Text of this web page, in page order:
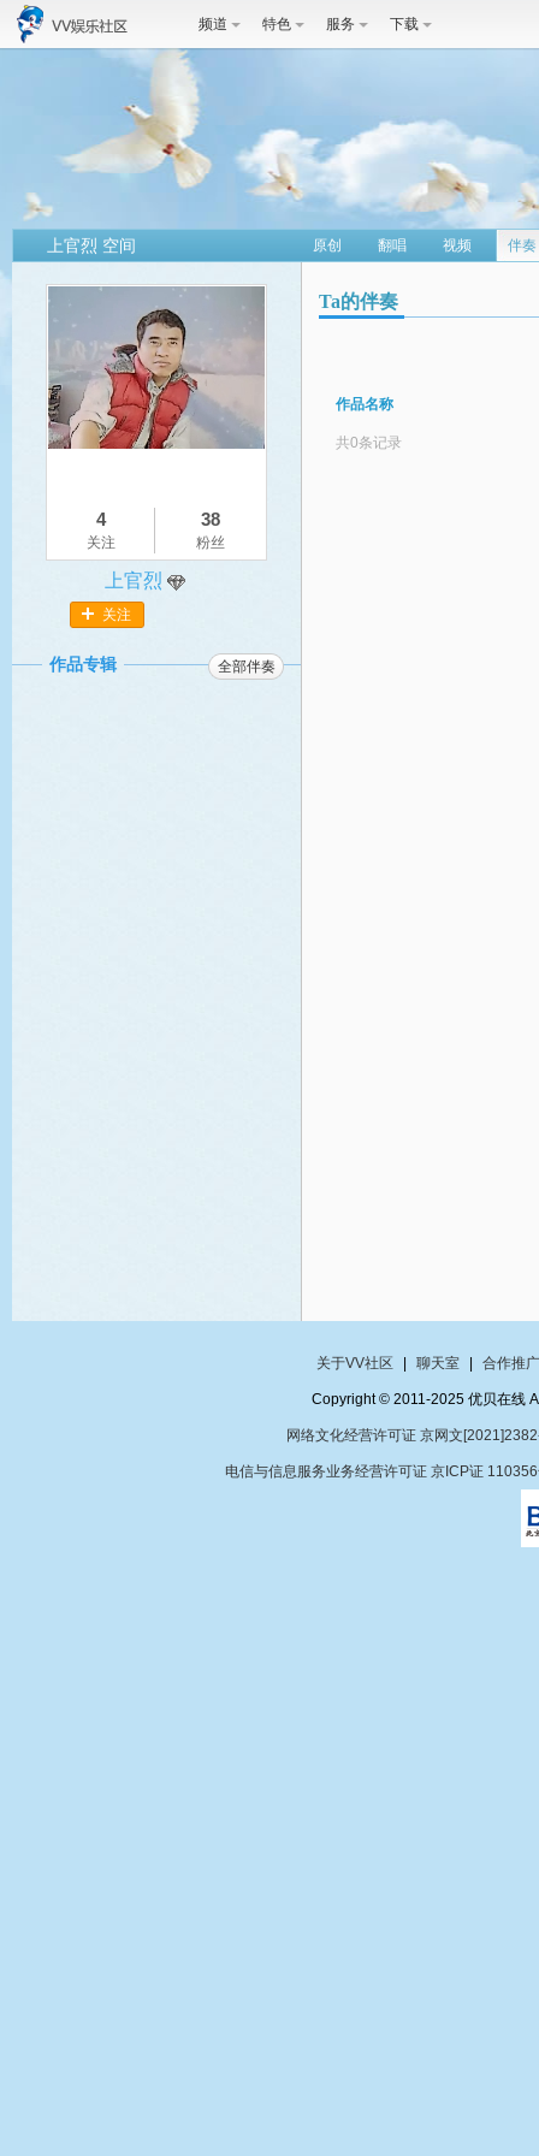
频道 特色 服务 下载
上官烈 空间 原创 翻唱 视频 伴奏
4
关注
38
粉丝
上官烈
关注
作品专辑 全部伴奏
Ta的伴奏
作品名称
共0条记录
关于VV社区 聊天室 合作推广
Copyright © 2011-2025 优贝在线
网络文化经营许可证 京网文
电信与信息服务业务经营许可证 京ICP证